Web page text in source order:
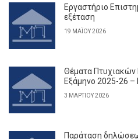
Εργαστήριο
εξέταση
19 ΜΑΪ́ΟΥ 2026
Θέματα
Εξάμηνο 2025-26 –
3 ΜΑΡΤΊΟΥ 2026
Παράταση